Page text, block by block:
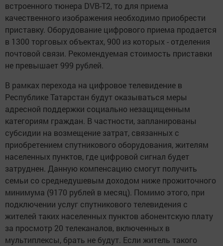
встроенного тюнера DVB-T2, то для приема
качественного изображения необходимо приобрести
приставку. Оборудование цифрового приема продается
в 1300 торговых объектах, 900 из которых - отделения
почтовой связи. Рекомендуемая стоимость приставки
не превышает 999 рублей.
В рамках перехода на цифровое телевидение в
Республике Татарстан будут оказываться меры
адресной поддержки социально незащищенным
категориям граждан. В частности, запланированы
субсидии на возмещение затрат, связанных с
приобретением спутникового оборудования, жителям
населенных пунктов, где цифровой сигнал будет
затруднен. Данную компенсацию смогут получить
семьи со среднедушевым доходом ниже прожиточного
минимума (9170 рублей в месяц). Помимо этого, при
подключении услуг спутникового телевидения с
жителей таких населенных пунктов абонентскую плату
за просмотр 20 телеканалов, включенных в
мультиплексы, брать не будут. Если житель такого